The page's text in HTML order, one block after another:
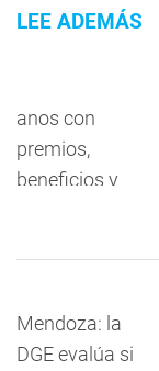
LEE ADEMÁS